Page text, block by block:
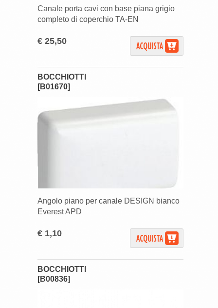
Canale porta cavi con base piana grigio
completo di coperchio TA-EN
€ 25,50
BOCCHIOTTI
[B01670]
Angolo piano per canale DESIGN bianco
Everest APD
€ 1,10
BOCCHIOTTI
[B00836]